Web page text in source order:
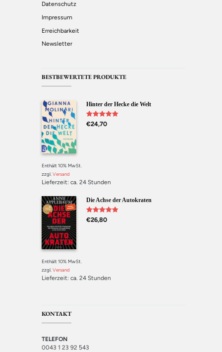
Datenschutz
Impressum
Erreichbarkeit
Newsletter
BESTBEWERTETE PRODUKTE
Hinter der Hecke die Welt
Bewertet mit
5.00
von 5
€24,70
Enthält 10% MwSt.
zzgl. Versand
Lieferzeit: ca. 24 Stunden
Die Achse der Autokraten
Bewertet mit
5.00 von 5
€26,80
Enthält 10% MwSt.
zzgl. Versand
Lieferzeit: ca. 24 Stunden
KONTAKT
TELEFON
0043 1 23 92 543